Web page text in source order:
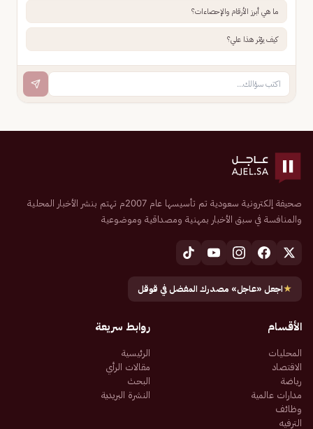
ما هي أبرز الأرقام والإحصاءات؟
كيف يؤثر هذا علي؟
صحيفة إلكترونية سعودية تم تأسيسها عام 2007م تهتم بنشر الأخبار المحلية
والمنافسة في سبق الأخبار بمهنية ومصداقية وموضوعية
★اجعل «عاجل» مصدرك المفضل في قوقل
الأقسام
المحليات
الاقتصاد
رياضة
مدارات عالمية
وظائف
الترفيه
روابط سريعة
الرئيسية
مقالات الرأي
البحث
النشرة البريدية